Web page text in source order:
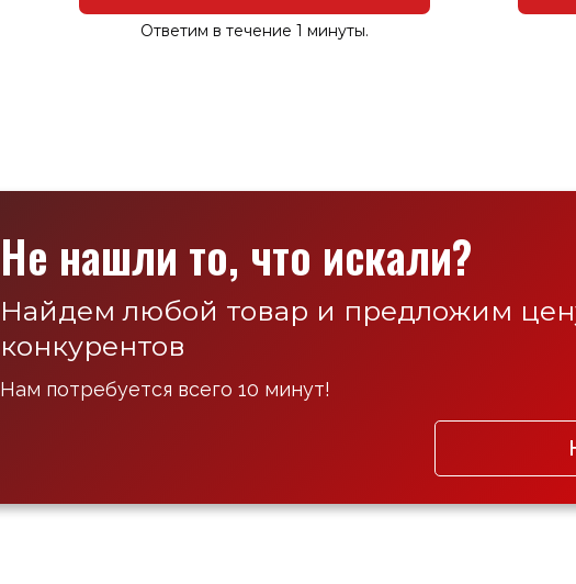
Ответим в течение 1 минуты.
Не нашли то, что искали?
Найдем любой товар и предложим
конкурентов
Нам потребуется всего 10 минут!